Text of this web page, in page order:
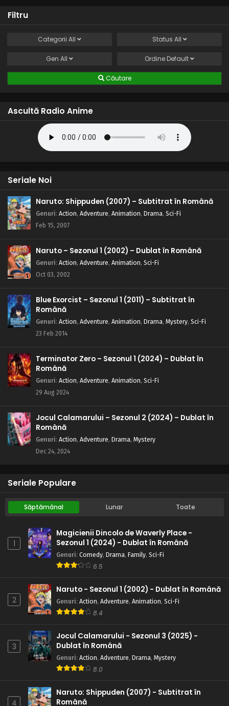
Filtru
Categorii All Status All
Gen All Ordine Default
Căutare
Ascultă Radio Anime
Seriale Noi
Naruto: Shippuden (2007) – Subtitrat în Română
Genuri: Action, Adventure, Animation, Drama, Sci-Fi
Feb 15, 2007
Naruto – Sezonul 1 (2002) – Dublat în Română
Genuri: Action, Adventure, Animation, Sci-Fi
Oct 03, 2002
Blue Exorcist – Sezonul 1 (2011) – Subtitrat în
Română
Genuri: Action, Adventure, Animation, Drama, Mystery, Sci-Fi
23 Feb 2014
Terminator Zero – Sezonul 1 (2024) – Dublat în
Română
Genuri: Action, Adventure, Animation, Sci-Fi
29 Aug 2024
Jocul Calamarului – Sezonul 2 (2024) – Dublat în
Română
Genuri: Action, Adventure, Drama, Mystery
Dec 24, 2024
Seriale Populare
Săptămânal Lunar Toate
1
Magicienii Dincolo de Waverly Place -
Sezonul 1 (2024) - Dublat în Română
Genuri: Comedy, Drama, Family, Sci-Fi
6.5
2
Naruto - Sezonul 1 (2002) - Dublat în Română
Genuri: Action, Adventure, Animation, Sci-Fi
8.4
3
Jocul Calamarului - Sezonul 3 (2025) -
Dublat în Română
Genuri: Action, Adventure, Drama, Mystery
8.0
4
Naruto: Shippuden (2007) - Subtitrat în
Română